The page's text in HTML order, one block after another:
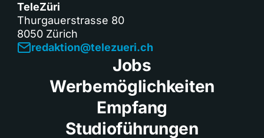
TeleZüri
Thurgauerstrasse 80
8050 Zürich
redaktion@telezueri.ch
Jobs
Werbemöglichkeiten
Empfang
Studioführungen